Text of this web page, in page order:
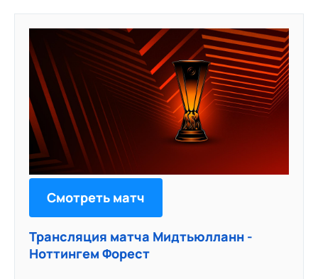
Смотреть матч
Трансляция матча Мидтьюлланн -
Ноттингем Форест